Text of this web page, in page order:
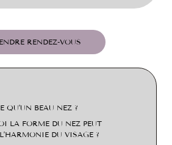
RENDEZ-VOUS
QU’UN BEAU NEZ ?
LA FORME DU NEZ PEUT
DU VISAGE ?